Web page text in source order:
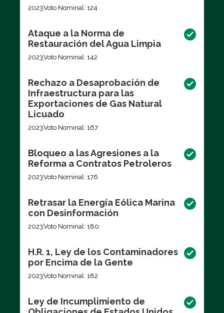
2023Voto Nominal: 124
Ataque a la Norma de
Restauración del Agua Limpia
2023Voto Nominal: 142
Rechazo a Desaprobación de
Infraestructura para las
Exportaciones de Gas Natural
Licuado
2023Voto Nominal: 167
Bloqueo a las Agresiones a la
Reforma a Contratos Petroleros
2023Voto Nominal: 176
Retrasar la Energía Eólica Marina
con Desinformación
2023Voto Nominal: 180
H.R. 1, Ley de los Contaminadores
por Encima de la Gente
2023Voto Nominal: 182
Ley de Incumplimiento de